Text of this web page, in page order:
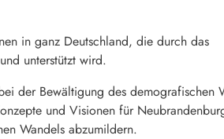
in ganz Deutschland, die durch das
unterstützt wird.
der Bewältigung des demografischen
und Visionen für
Wandels abzumildern.